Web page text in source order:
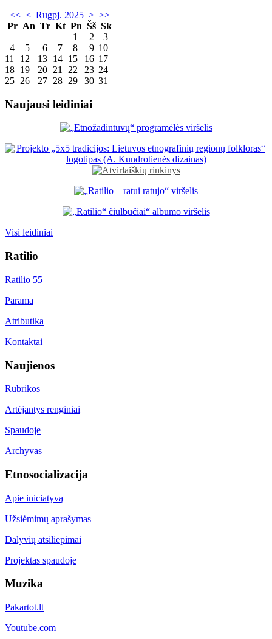
<< < Rugpj. 2025 > >>
Pr An Tr Kt Pn Šš Sk
1
2
3
4
5 6 7 8 9 10
11
12 13 14 15 16 17
18 19 20 21 22 23 24
25 26 27 28 29 30 31
Naujausi leidiniai
Visi leidiniai
Ratilio
Ratilio 55
Parama
Atributika
Kontaktai
Naujienos
Rubrikos
Artėjantys renginiai
Spaudoje
Archyvas
Etnosocializacija
Apie iniciatyvą
Užsiėmimų aprašymas
Dalyvių atsiliepimai
Projektas spaudoje
Muzika
Pakartot.lt
Youtube.com